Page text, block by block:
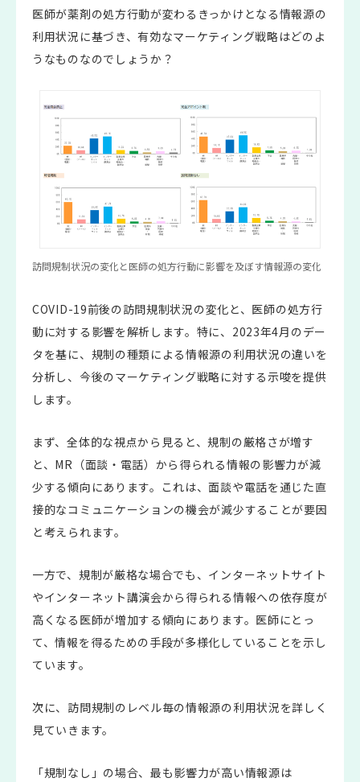
医師が薬剤の処方行動が変わるきっかけとなる情報源の
利用状況に基づき、有効なマーケティング戦略はどのよ
うなものなのでしょうか？
訪問規制状況の変化と医師の処方行動に影響を及ぼす情報源の変化
COVID-19前後の訪問規制状況の変化と、医師の処方行
動に対する影響を解析します。特に、2023年4月のデー
タを基に、規制の種類による情報源の利用状況の違いを
分析し、今後のマーケティング戦略に対する示唆を提供
します。
まず、全体的な視点から見ると、規制の厳格さが増す
と、MR（面談・電話）から得られる情報の影響力が減
少する傾向にあります。これは、面談や電話を通じた直
接的なコミュニケーションの機会が減少することが要因
と考えられます。
一方で、規制が厳格な場合でも、インターネットサイト
やインターネット講演会から得られる情報への依存度が
高くなる医師が増加する傾向にあります。医師にとっ
て、情報を得るための手段が多様化していることを示し
ています。
次に、訪問規制のレベル毎の情報源の利用状況を詳しく
見ていきます。
「規制なし」の場合、最も影響力が高い情報源は